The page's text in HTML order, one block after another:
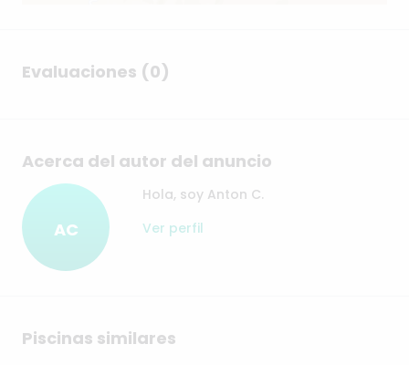
Evaluaciones (0)
Acerca del autor del anuncio
AC
Hola, soy Anton C.
Ver perfil
Piscinas similares